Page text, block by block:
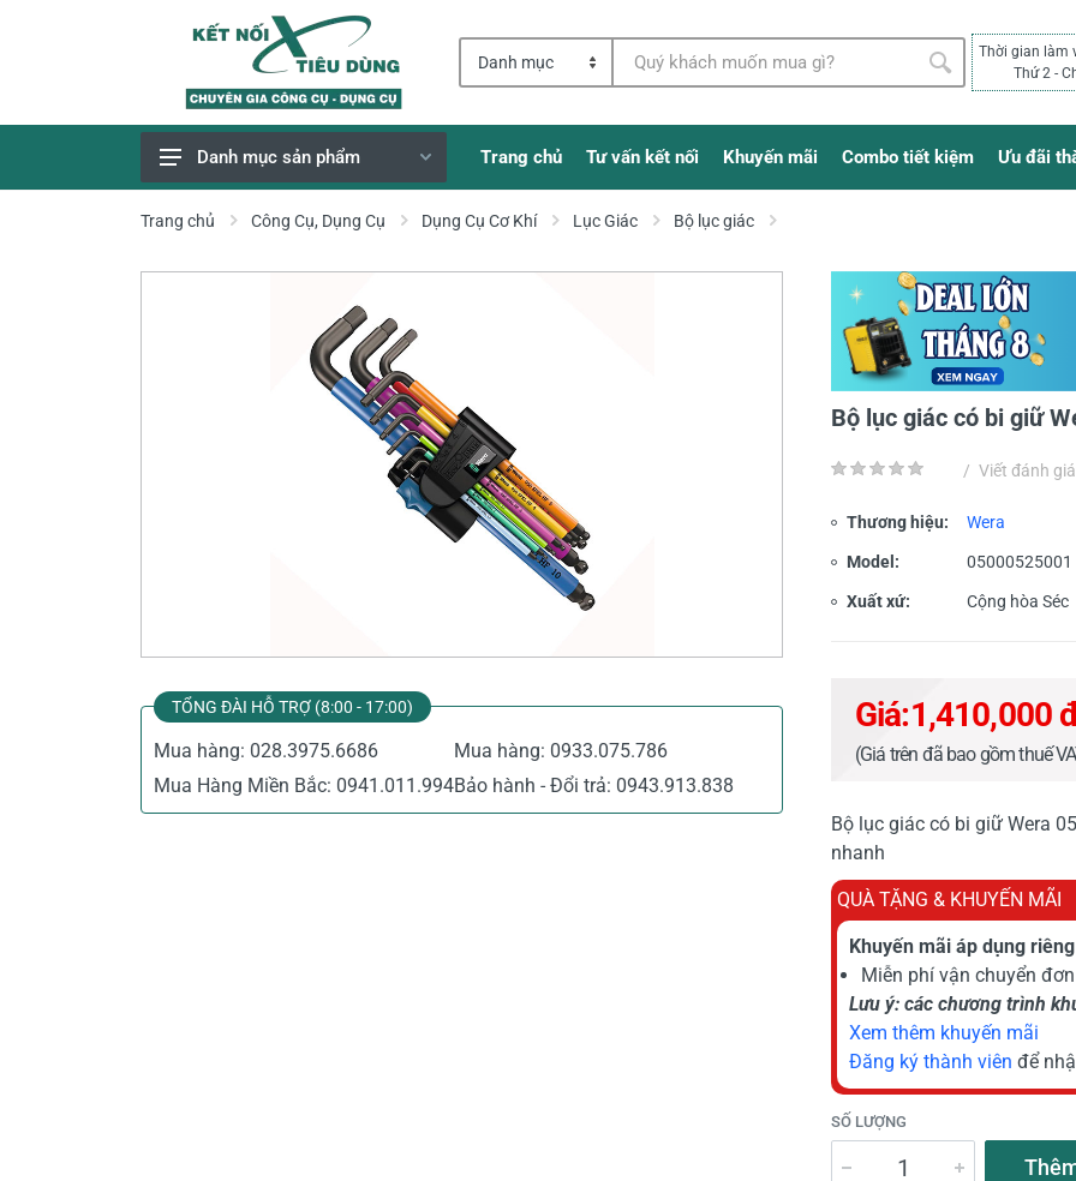
Thời gian làm
Thứ 2 -
Giao Hàng Miễn Phí
Danh mục sản phẩm Trang chủ Tư vấn kết nối Khuyến mãi Combo tiết kiệm Ưu đãi
Trang chủ Công Cụ, Dụng Cụ Dụng Cụ Cơ Khí Lục Giác Bộ lục giác
TỔNG ĐÀI HỖ TRỢ (8:00 - 17:00)
Mua hàng: 028.3975.6686 Mua hàng: 0933.075.786
Mua Hàng Miền Bắc: 0941.011.994Bảo hành - Đổi trả: 0943.913.838
Bộ lục giác có bi giữ
/ Viết đánh giá
Thương hiệu: Wera
Model: 05000525001
Xuất xứ: Cộng hòa Séc
Giá:1,410,000
(Giá trên đã bao gồm thuế
Bộ lục giác có bi giữ Wera
nhanh
QUÀ TẶNG & KHUYẾN MÃI
Khuyến mãi áp dụng
Miễn phí vận chuyển
Lưu ý: các chương trình
Xem thêm khuyến mãi
Đăng ký thành viên để
SỐ LƯỢNG